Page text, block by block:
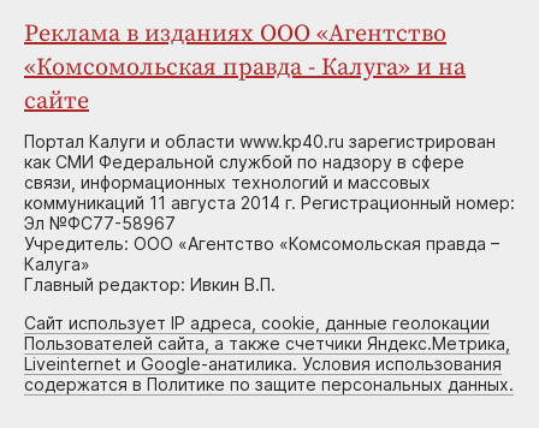
Реклама в изданиях ООО «Агентство
«Комсомольская правда - Калуга» и на
сайте
Портал Калуги и области www.kp40.ru зарегистрирован
как СМИ Федеральной службой по надзору в сфере
связи, информационных технологий и массовых
коммуникаций 11 августа 2014 г. Регистрационный номер:
Эл №ФС77-58967
Учредитель: ООО «Агентство «Комсомольская правда –
Калуга»
Главный редактор: Ивкин В.П.
Сайт использует IP адреса, cookie, данные геолокации
Пользователей сайта, а также счетчики Яндекс.Метрика,
Liveinternet и Google-анатилика. Условия использования
содержатся в Политике по защите персональных данных.